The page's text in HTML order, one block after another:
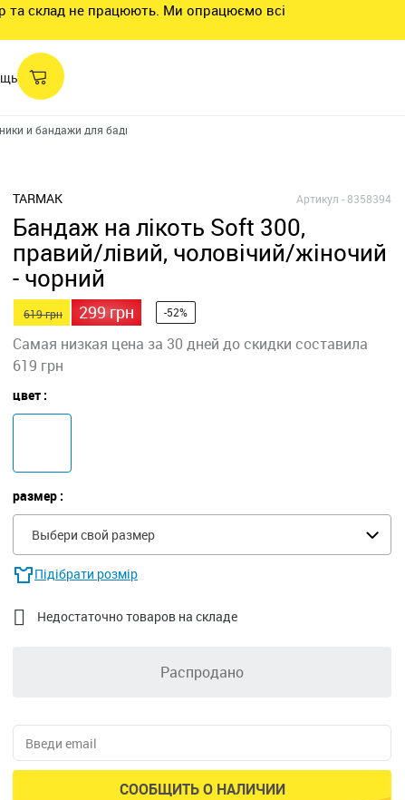
та склад не працюють. Ми опрацюємо всі
и бандажи для бадминтона
TARMAK Артикул -8358394
Бандаж на лікоть Soft 300,
правий/лівий, чоловічий/жіночий
- чорний
619 грн 299 грн -52%
Самая низкая цена за 30 дней до скидки составила
619 грн
цвет :
размер :
Выбери свой размер
Підібрати розмір
 Недостаточно товаров на складе
Распродано
СООБЩИТЬ О НАЛИЧИИ